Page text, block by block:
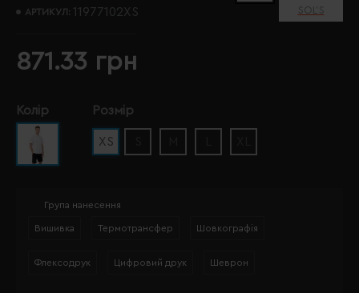
АРТИКУЛ: 11977102XS SOL’S
871.33 грн
Колір Розмір
XS
Група нанесення
Вишивка Термотрансфер Шовкографія
Флексодрук Цифровий друк Шеврон